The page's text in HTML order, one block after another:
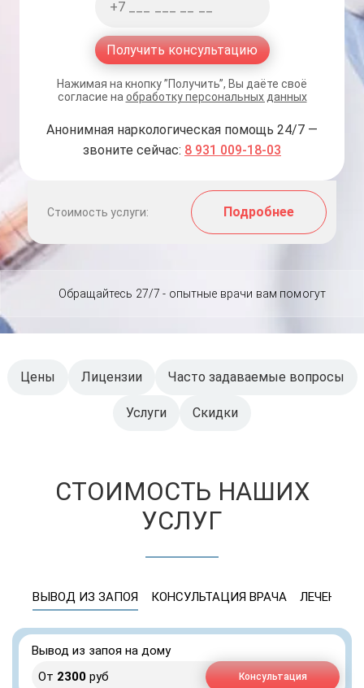
Получить консультацию
Нажимая на кнопку ”Получить”, Вы даёте своё
согласие на обработку персональных данных
Анонимная наркологическая помощь 24/7 —
звоните сейчас: 8 931 009-18-03
Стоимость услуги: Подробнее
Обращайтесь 27/7 - опытные врачи вам помогут
Цены Лицензии Часто задаваемые вопросы
Услуги Скидки
СТОИМОСТЬ НАШИХ
УСЛУГ
ВЫВОД ИЗ ЗАПОЯ КОНСУЛЬТАЦИЯ ВРАЧА ЛЕЧЕНИЕ
Вывод из запоя на дому
От 2300 руб Консультация